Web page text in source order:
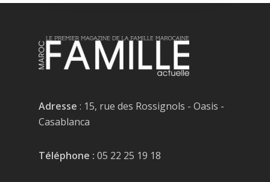
Adresse : 15, rue des Rossignols - Oasis -
Casablanca
Téléphone : 05 22 25 19 18